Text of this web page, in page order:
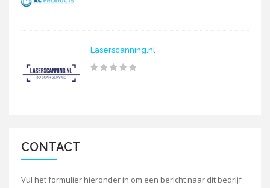
Laserscanning.nl
CONTACT
Vul het formulier hieronder in om een bericht naar dit bedrijf